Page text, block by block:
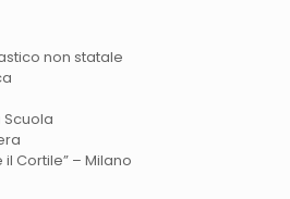
non statale
Scuola
Cortile” – Milano